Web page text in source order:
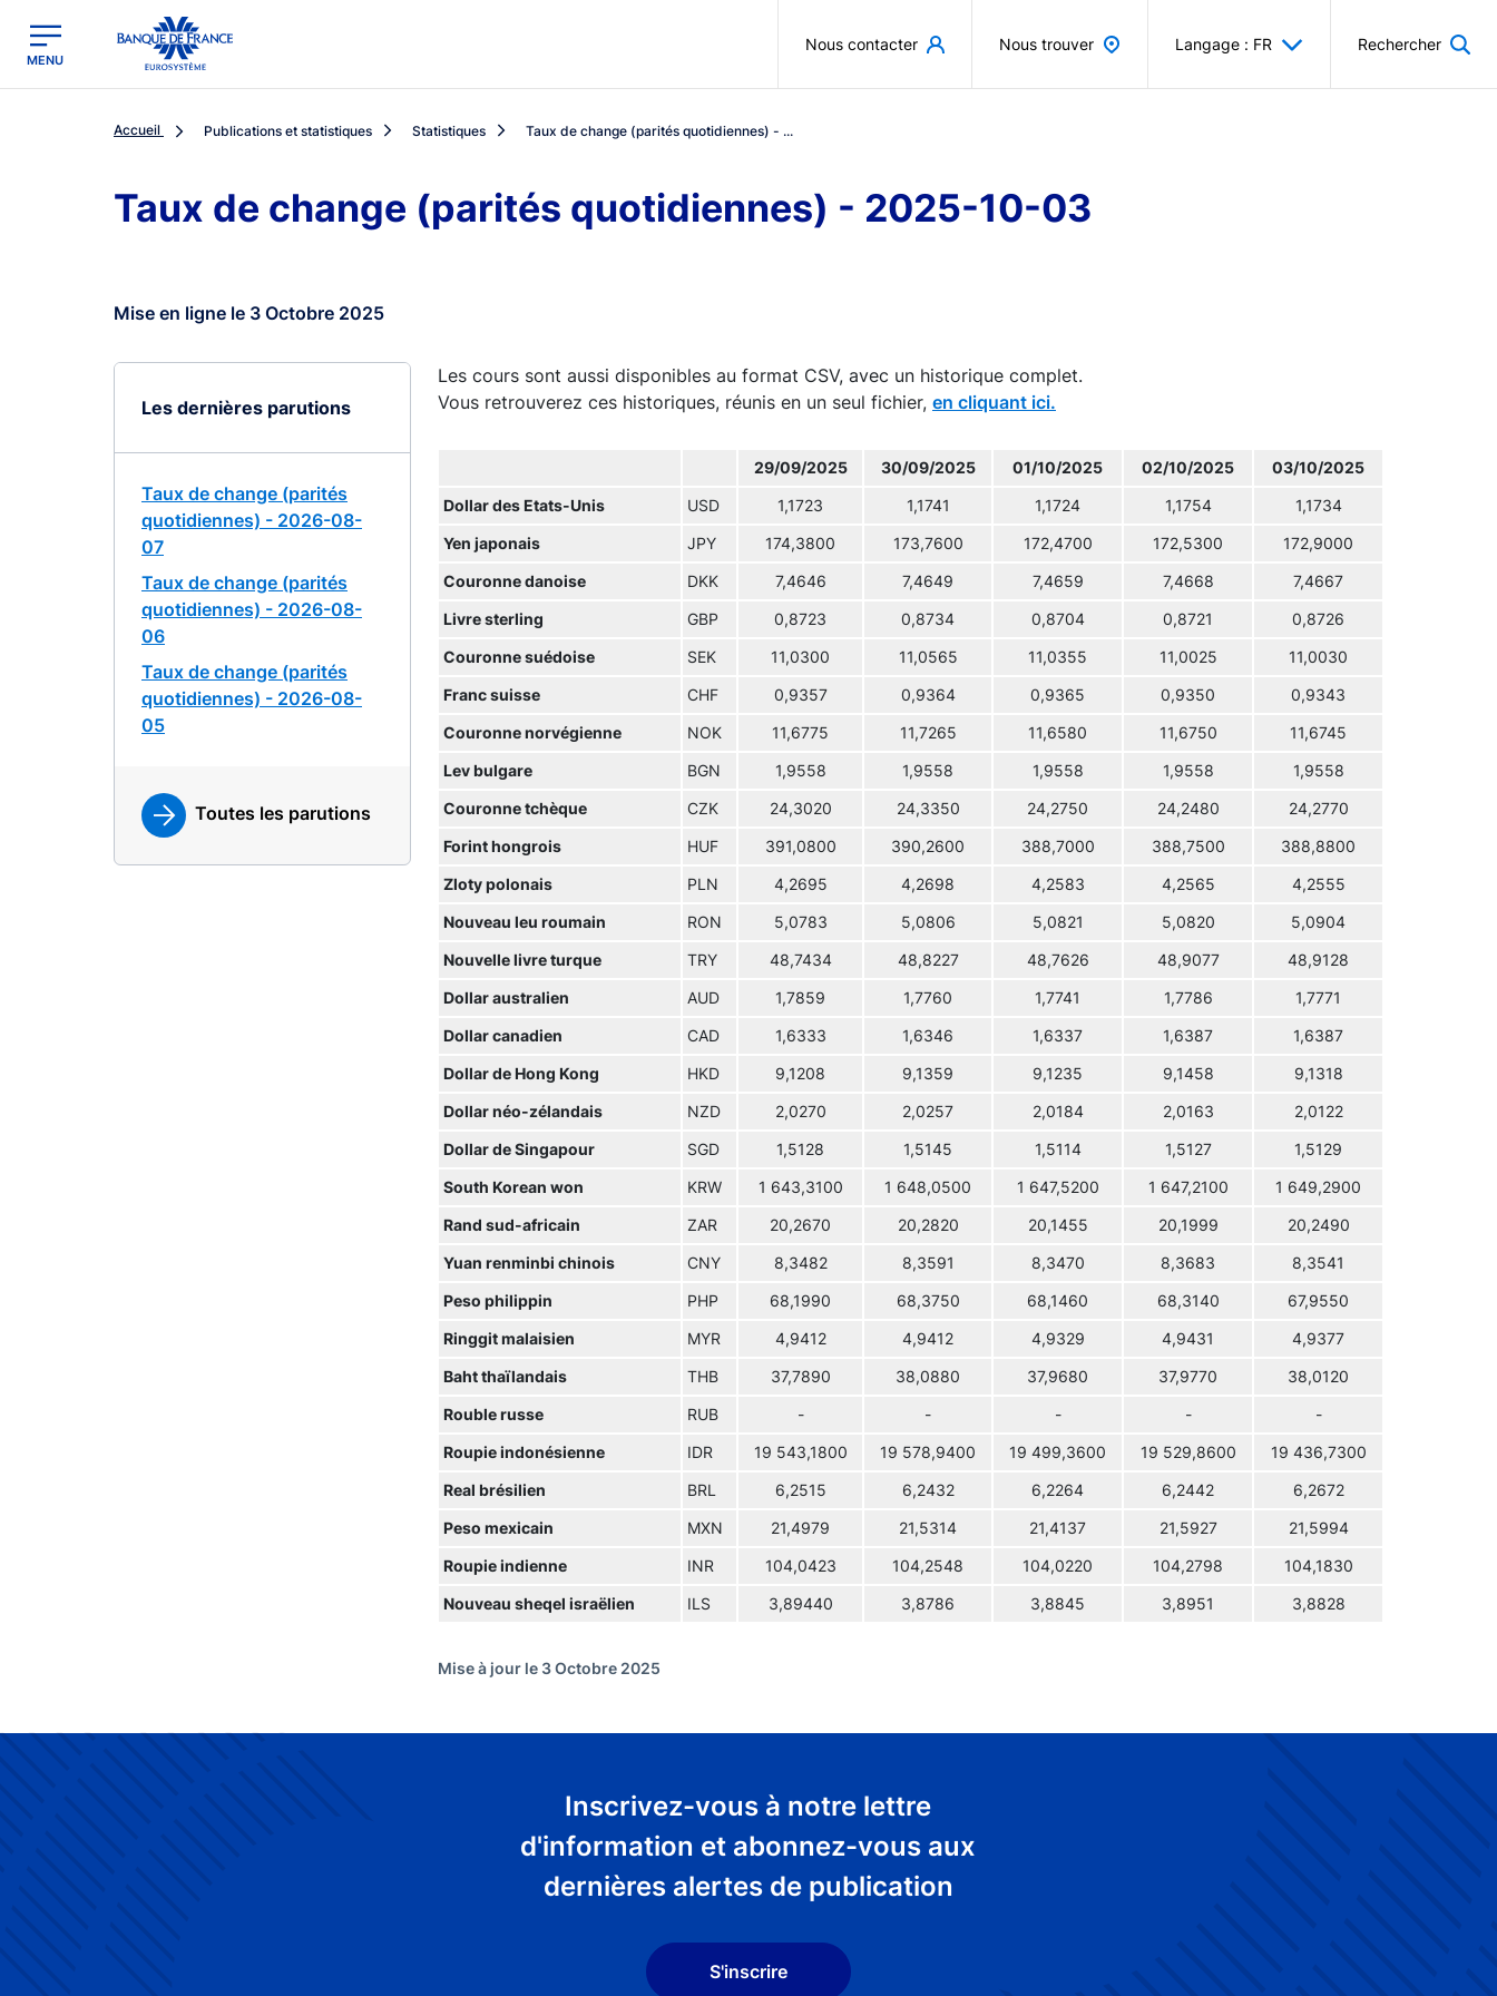
Banque de France - Menu Principal
MENU
Nous contacter Nous trouver Langage : FR Rechercher
Accueil Publications et statistiques Statistiques Taux de change (parités quotidiennes) - ...
Taux de change (parités quotidiennes) - 2025-10-03
Mise en ligne le 3 Octobre 2025
Les dernières parutions
Taux de change (parités
quotidiennes) - 2026-08-
07
Taux de change (parités
quotidiennes) - 2026-08-
06
Taux de change (parités
quotidiennes) - 2026-08-
05
Toutes les parutions
Les cours sont aussi disponibles au format CSV, avec un historique complet.
Vous retrouverez ces historiques, réunis en un seul fichier, en cliquant ici.
29/09/2025 30/09/2025 01/10/2025 02/10/2025 03/10/2025
Dollar des Etats-Unis USD 1,1723 1,1741 1,1724 1,1754 1,1734
Yen japonais JPY 174,3800 173,7600 172,4700 172,5300 172,9000
Couronne danoise DKK 7,4646 7,4649 7,4659 7,4668 7,4667
Livre sterling GBP 0,8723 0,8734 0,8704 0,8721 0,8726
Couronne suédoise SEK 11,0300 11,0565 11,0355 11,0025 11,0030
Franc suisse CHF 0,9357 0,9364 0,9365 0,9350 0,9343
Couronne norvégienne NOK 11,6775 11,7265 11,6580 11,6750 11,6745
Lev bulgare BGN 1,9558 1,9558 1,9558 1,9558 1,9558
Couronne tchèque CZK 24,3020 24,3350 24,2750 24,2480 24,2770
Forint hongrois HUF 391,0800 390,2600 388,7000 388,7500 388,8800
Zloty polonais PLN 4,2695 4,2698 4,2583 4,2565 4,2555
Nouveau leu roumain RON 5,0783 5,0806 5,0821 5,0820 5,0904
Nouvelle livre turque TRY 48,7434 48,8227 48,7626 48,9077 48,9128
Dollar australien AUD 1,7859 1,7760 1,7741 1,7786 1,7771
Dollar canadien CAD 1,6333 1,6346 1,6337 1,6387 1,6387
Dollar de Hong Kong HKD 9,1208 9,1359 9,1235 9,1458 9,1318
Dollar néo-zélandais NZD 2,0270 2,0257 2,0184 2,0163 2,0122
Dollar de Singapour SGD 1,5128 1,5145 1,5114 1,5127 1,5129
South Korean won KRW 1 643,3100 1 648,0500 1 647,5200 1 647,2100 1 649,2900
Rand sud-africain ZAR 20,2670 20,2820 20,1455 20,1999 20,2490
Yuan renminbi chinois CNY 8,3482 8,3591 8,3470 8,3683 8,3541
Peso philippin PHP 68,1990 68,3750 68,1460 68,3140 67,9550
Ringgit malaisien MYR 4,9412 4,9412 4,9329 4,9431 4,9377
Baht thaïlandais THB 37,7890 38,0880 37,9680 37,9770 38,0120
Rouble russe RUB - - - - -
Roupie indonésienne IDR 19 543,1800 19 578,9400 19 499,3600 19 529,8600 19 436,7300
Real brésilien BRL 6,2515 6,2432 6,2264 6,2442 6,2672
Peso mexicain MXN 21,4979 21,5314 21,4137 21,5927 21,5994
Roupie indienne INR 104,0423 104,2548 104,0220 104,2798 104,1830
Nouveau sheqel israëlien ILS 3,89440 3,8786 3,8845 3,8951 3,8828
Mise à jour le 3 Octobre 2025
Inscrivez-vous à notre lettre
d'information et abonnez-vous aux
dernières alertes de publication
S'inscrire